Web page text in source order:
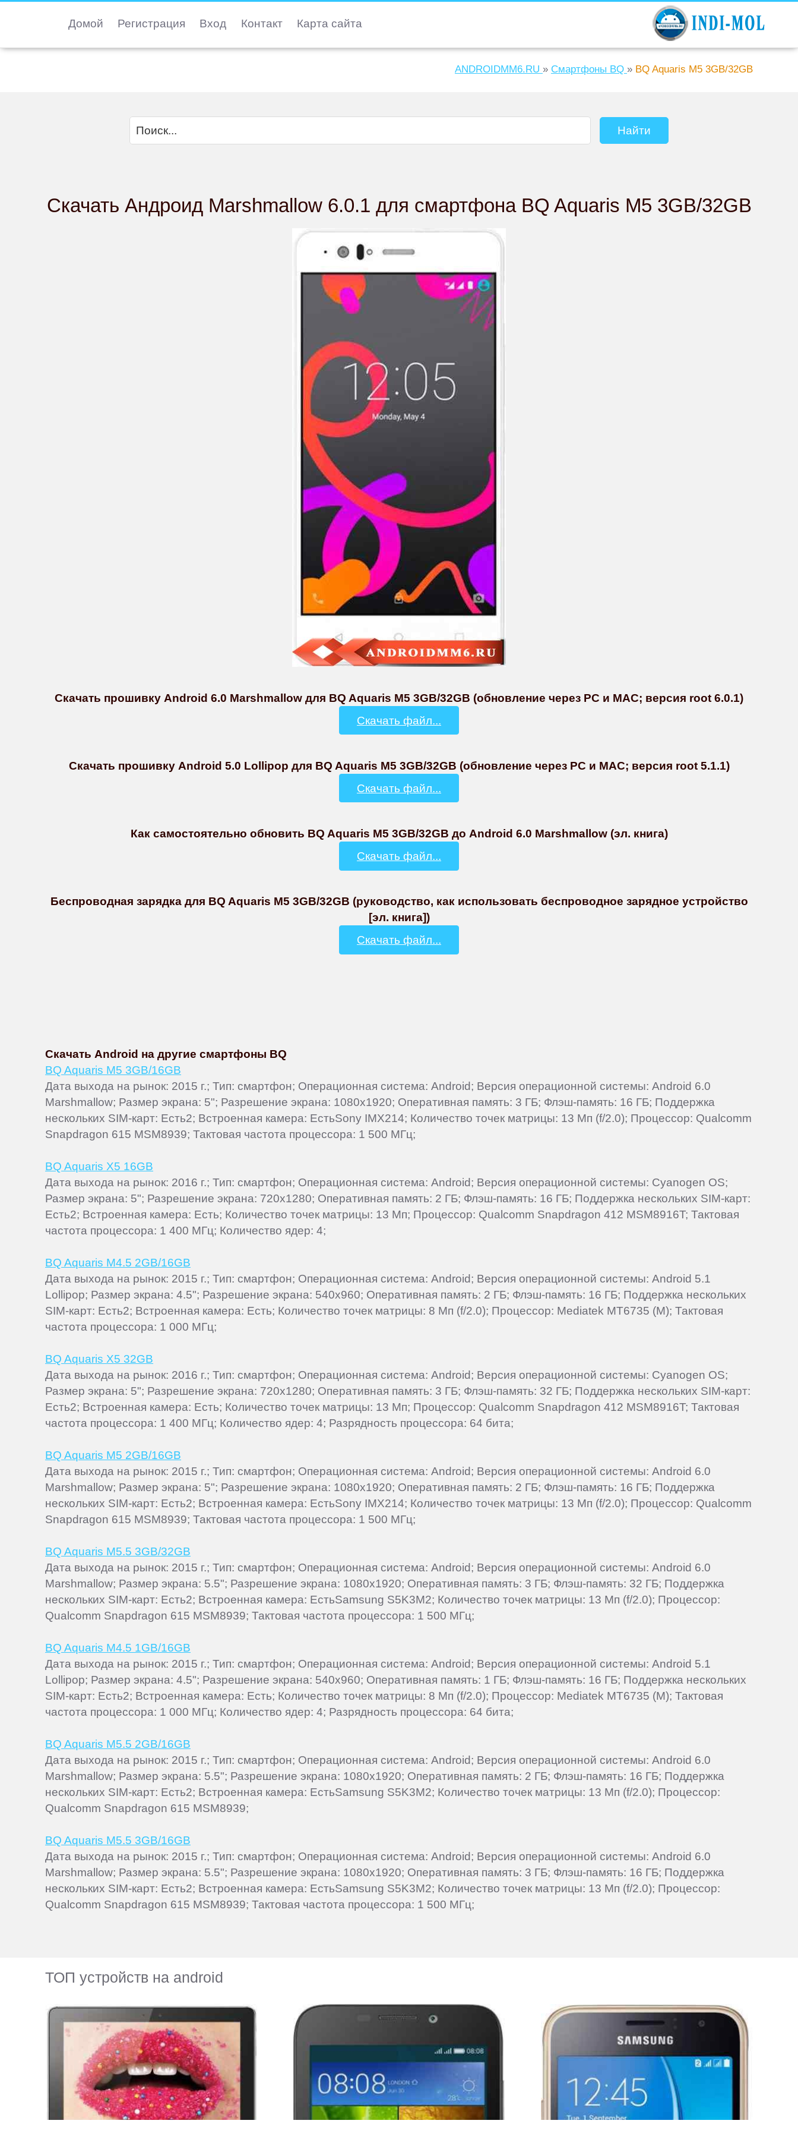
Домой Регистрация Вход Контакт Карта сайта
ANDROIDMM6.RU » Смартфоны BQ » BQ Aquaris M5 3GB/32GB
Скачать Андроид Marshmallow 6.0.1 для смартфона BQ Aquaris M5 3GB/32GB
Скачать прошивку Android 6.0 Marshmallow для BQ Aquaris M5 3GB/32GB (обновление через PC и MAC; версия root 6.0.1)
Скачать файл...
Скачать прошивку Android 5.0 Lollipop для BQ Aquaris M5 3GB/32GB (обновление через PC и MAC; версия root 5.1.1)
Скачать файл...
Как самостоятельно обновить BQ Aquaris M5 3GB/32GB до Android 6.0 Marshmallow (эл. книга)
Скачать файл...
Беспроводная зарядка для BQ Aquaris M5 3GB/32GB (руководство, как использовать беспроводное зарядное устройство
[эл. книга])
Скачать файл...
Скачать Android на другие смартфоны BQ
BQ Aquaris M5 3GB/16GB
Дата выхода на рынок: 2015 г.; Тип: смартфон; Операционная система: Android; Версия операционной системы: Android 6.0
Marshmallow; Размер экрана: 5"; Разрешение экрана: 1080x1920; Оперативная память: 3 ГБ; Флэш-память: 16 ГБ; Поддержка
нескольких SIM-карт: Есть2; Встроенная камера: ЕстьSony IMX214; Количество точек матрицы: 13 Мп (f/2.0); Процессор: Qualcomm
Snapdragon 615 MSM8939; Тактовая частота процессора: 1 500 МГц;
BQ Aquaris X5 16GB
Дата выхода на рынок: 2016 г.; Тип: смартфон; Операционная система: Android; Версия операционной системы: Cyanogen OS;
Размер экрана: 5"; Разрешение экрана: 720x1280; Оперативная память: 2 ГБ; Флэш-память: 16 ГБ; Поддержка нескольких SIM-карт:
Есть2; Встроенная камера: Есть; Количество точек матрицы: 13 Мп; Процессор: Qualcomm Snapdragon 412 MSM8916T; Тактовая
частота процессора: 1 400 МГц; Количество ядер: 4;
BQ Aquaris M4.5 2GB/16GB
Дата выхода на рынок: 2015 г.; Тип: смартфон; Операционная система: Android; Версия операционной системы: Android 5.1
Lollipop; Размер экрана: 4.5"; Разрешение экрана: 540x960; Оперативная память: 2 ГБ; Флэш-память: 16 ГБ; Поддержка нескольких
SIM-карт: Есть2; Встроенная камера: Есть; Количество точек матрицы: 8 Мп (f/2.0); Процессор: Mediatek MT6735 (M); Тактовая
частота процессора: 1 000 МГц;
BQ Aquaris X5 32GB
Дата выхода на рынок: 2016 г.; Тип: смартфон; Операционная система: Android; Версия операционной системы: Cyanogen OS;
Размер экрана: 5"; Разрешение экрана: 720x1280; Оперативная память: 3 ГБ; Флэш-память: 32 ГБ; Поддержка нескольких SIM-карт:
Есть2; Встроенная камера: Есть; Количество точек матрицы: 13 Мп; Процессор: Qualcomm Snapdragon 412 MSM8916T; Тактовая
частота процессора: 1 400 МГц; Количество ядер: 4; Разрядность процессора: 64 бита;
BQ Aquaris M5 2GB/16GB
Дата выхода на рынок: 2015 г.; Тип: смартфон; Операционная система: Android; Версия операционной системы: Android 6.0
Marshmallow; Размер экрана: 5"; Разрешение экрана: 1080x1920; Оперативная память: 2 ГБ; Флэш-память: 16 ГБ; Поддержка
нескольких SIM-карт: Есть2; Встроенная камера: ЕстьSony IMX214; Количество точек матрицы: 13 Мп (f/2.0); Процессор: Qualcomm
Snapdragon 615 MSM8939; Тактовая частота процессора: 1 500 МГц;
BQ Aquaris M5.5 3GB/32GB
Дата выхода на рынок: 2015 г.; Тип: смартфон; Операционная система: Android; Версия операционной системы: Android 6.0
Marshmallow; Размер экрана: 5.5"; Разрешение экрана: 1080x1920; Оперативная память: 3 ГБ; Флэш-память: 32 ГБ; Поддержка
нескольких SIM-карт: Есть2; Встроенная камера: ЕстьSamsung S5K3M2; Количество точек матрицы: 13 Мп (f/2.0); Процессор:
Qualcomm Snapdragon 615 MSM8939; Тактовая частота процессора: 1 500 МГц;
BQ Aquaris M4.5 1GB/16GB
Дата выхода на рынок: 2015 г.; Тип: смартфон; Операционная система: Android; Версия операционной системы: Android 5.1
Lollipop; Размер экрана: 4.5"; Разрешение экрана: 540x960; Оперативная память: 1 ГБ; Флэш-память: 16 ГБ; Поддержка нескольких
SIM-карт: Есть2; Встроенная камера: Есть; Количество точек матрицы: 8 Мп (f/2.0); Процессор: Mediatek MT6735 (M); Тактовая
частота процессора: 1 000 МГц; Количество ядер: 4; Разрядность процессора: 64 бита;
BQ Aquaris M5.5 2GB/16GB
Дата выхода на рынок: 2015 г.; Тип: смартфон; Операционная система: Android; Версия операционной системы: Android 6.0
Marshmallow; Размер экрана: 5.5"; Разрешение экрана: 1080x1920; Оперативная память: 2 ГБ; Флэш-память: 16 ГБ; Поддержка
нескольких SIM-карт: Есть2; Встроенная камера: ЕстьSamsung S5K3M2; Количество точек матрицы: 13 Мп (f/2.0); Процессор:
Qualcomm Snapdragon 615 MSM8939;
BQ Aquaris M5.5 3GB/16GB
Дата выхода на рынок: 2015 г.; Тип: смартфон; Операционная система: Android; Версия операционной системы: Android 6.0
Marshmallow; Размер экрана: 5.5"; Разрешение экрана: 1080x1920; Оперативная память: 3 ГБ; Флэш-память: 16 ГБ; Поддержка
нескольких SIM-карт: Есть2; Встроенная камера: ЕстьSamsung S5K3M2; Количество точек матрицы: 13 Мп (f/2.0); Процессор:
Qualcomm Snapdragon 615 MSM8939; Тактовая частота процессора: 1 500 МГц;
ТОП устройств на android